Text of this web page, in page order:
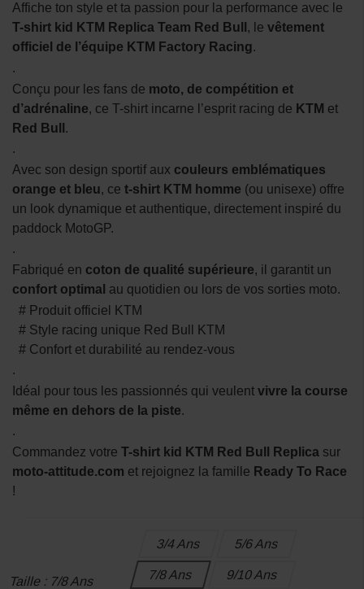
Affiche ton style et ta passion pour la performance avec le
T-shirt kid KTM Replica Team Red Bull , le vêtement
officiel de l’équipe KTM Factory Racing.
.
Conçu pour les fans de moto, de compétition et
d’adrénaline, ce T-shirt incarne l’esprit racing de KTM et
Red Bull .
.
Avec son design sportif aux couleurs emblématiques
orange et bleu, ce t-shirt KTM homme (ou unisexe) offre
un look dynamique et authentique, directement inspiré du
paddock MotoGP.
.
Fabriqué en coton de qualité supérieure, il garantit un
confort optimal au quotidien ou lors de vos sorties moto.
# Produit officiel KTM
# Style racing unique Red Bull KTM
# Confort et durabilité au rendez-vous
.
Idéal pour tous les passionnés qui veulent vivre la course
même en dehors de la piste.
.
Commandez votre T-shirt kid KTM Red Bull Replica sur
moto-attitude.com et rejoignez la famille Ready To Race
!
Taille : 7/8 Ans
3/4 Ans 5/6 Ans
7/8 Ans 9/10 Ans